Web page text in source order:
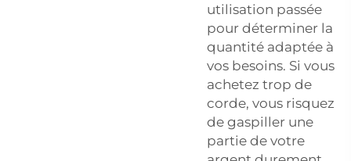
utilisation passée
pour déterminer la
quantité adaptée à
vos besoins. Si vous
achetez trop de
corde, vous risquez
de gaspiller une
partie de votre